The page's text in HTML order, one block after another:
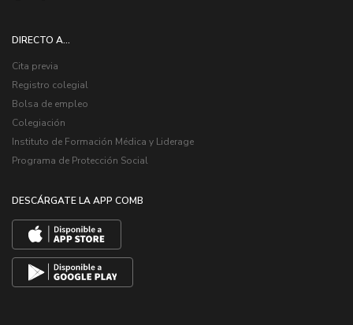
DIRECTO A...
Cita previa
Registro colegial
Bolsa de empleo
Colegiación
Instituto de Formación Médica y Liderage
Programa de Protección Social
DESCÁRGATE LA APP COMB